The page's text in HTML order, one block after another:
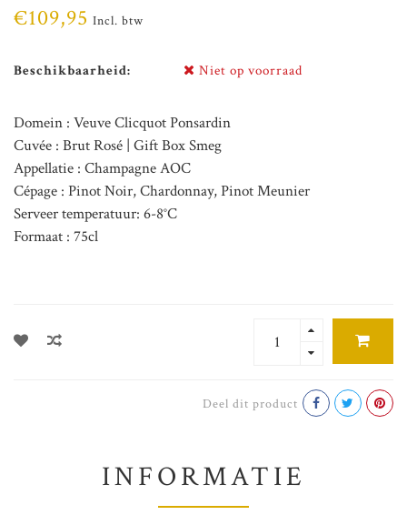
€109,95 Incl. btw
Beschikbaarheid: Niet op voorraad
Domein : Veuve Clicquot Ponsardin
Cuvée : Brut Rosé | Gift Box Smeg
Appellatie : Champagne AOC
Cépage : Pinot Noir, Chardonnay, Pinot Meunier
Serveer temperatuur: 6-8°C
Formaat : 75cl
Deel dit product
INFORMATIE